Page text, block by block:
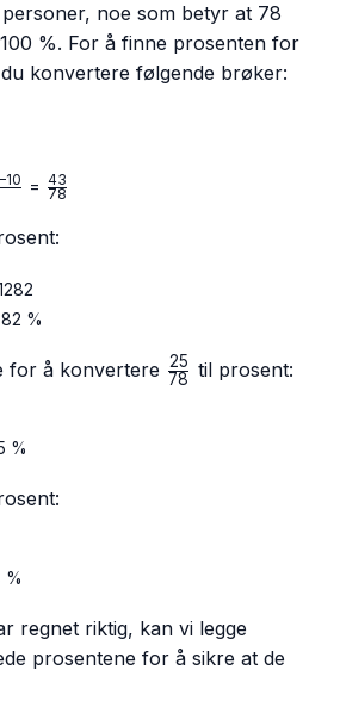
noe som betyr at 78
%. For å finne prosenten for
konvertere følgende brøker:
= \frac{43}
78
43
%
for å konvertere \frac{25}
78
25 til prosent:
%
%
regnet riktig, kan vi legge
prosentene for å sikre at de